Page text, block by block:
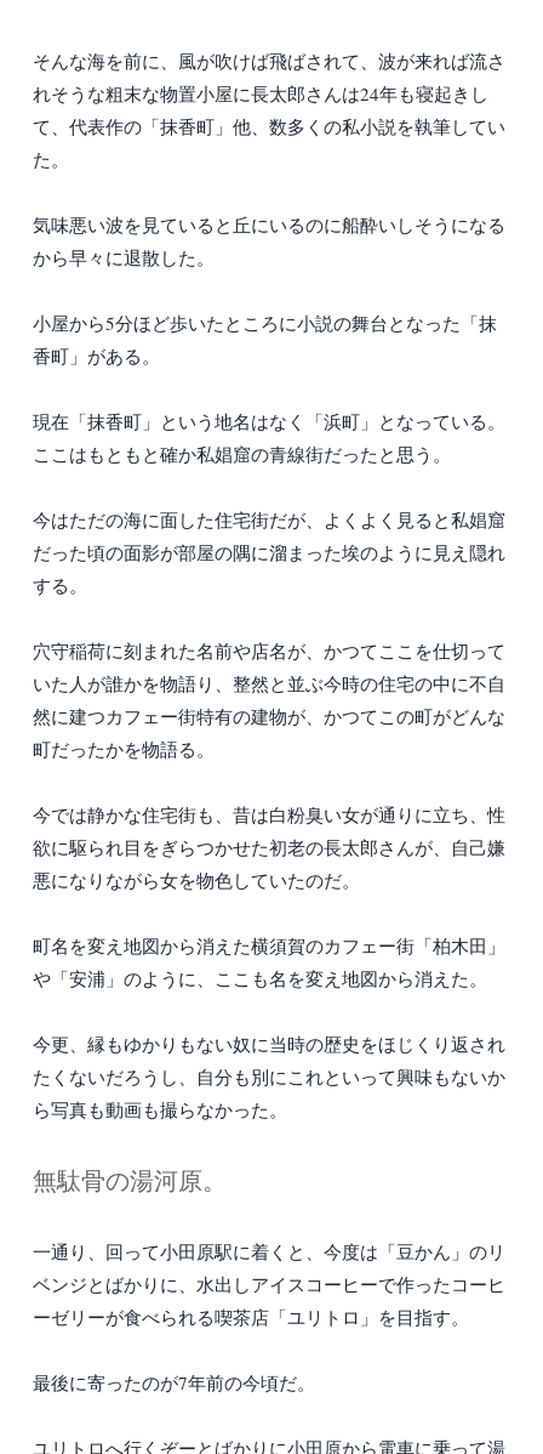
そんな海を前に、風が吹けば飛ばされて、波が来れば流さ
れそうな粗末な物置小屋に長太郎さんは24年も寝起きし
て、代表作の「抹香町」他、数多くの私小説を執筆してい
た。
気味悪い波を見ていると丘にいるのに船酔いしそうになる
から早々に退散した。
小屋から5分ほど歩いたところに小説の舞台となった「抹
香町」がある。
現在「抹香町」という地名はなく「浜町」となっている。
ここはもともと確か私娼窟の青線街だったと思う。
今はただの海に面した住宅街だが、よくよく見ると私娼窟
だった頃の面影が部屋の隅に溜まった埃のように見え隠れ
する。
穴守稲荷に刻まれた名前や店名が、かつてここを仕切って
いた人が誰かを物語り、整然と並ぶ今時の住宅の中に不自
然に建つカフェー街特有の建物が、かつてこの町がどんな
町だったかを物語る。
今では静かな住宅街も、昔は白粉臭い女が通りに立ち、性
欲に駆られ目をぎらつかせた初老の長太郎さんが、自己嫌
悪になりながら女を物色していたのだ。
町名を変え地図から消えた横須賀のカフェー街「柏木田」
や「安浦」のように、ここも名を変え地図から消えた。
今更、縁もゆかりもない奴に当時の歴史をほじくり返され
たくないだろうし、自分も別にこれといって興味もないか
ら写真も動画も撮らなかった。
無駄骨の湯河原。
一通り、回って小田原駅に着くと、今度は「豆かん」のリ
ベンジとばかりに、水出しアイスコーヒーで作ったコーヒ
ーゼリーが食べられる喫茶店「ユリトロ」を目指す。
最後に寄ったのが7年前の今頃だ。
ユリトロへ行くぞーとばかりに小田原から電車に乗って湯